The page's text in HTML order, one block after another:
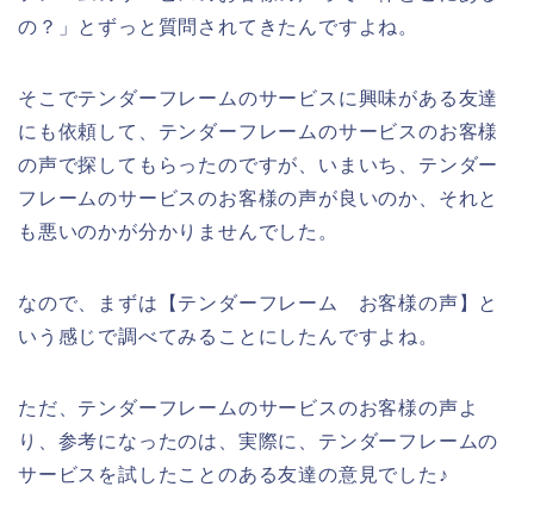
の？」とずっと質問されてきたんですよね。
そこでテンダーフレームのサービスに興味がある友達
にも依頼して、テンダーフレームのサービスのお客様
の声で探してもらったのですが、いまいち、テンダー
フレームのサービスのお客様の声が良いのか、それと
も悪いのかが分かりませんでした。
なので、まずは【テンダーフレーム お客様の声】と
いう感じで調べてみることにしたんですよね。
ただ、テンダーフレームのサービスのお客様の声よ
り、参考になったのは、実際に、テンダーフレームの
サービスを試したことのある友達の意見でした♪